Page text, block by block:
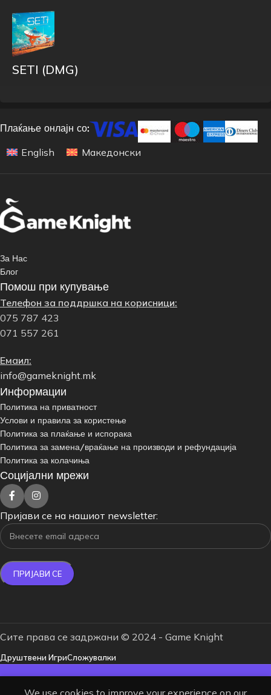
БЕСПЛАТНА ДОСТАВА ЗА НАРАЧКИ
SETI (DMG)
Плаќање онлајн со:
English
Македонски
За Нас
Блог
Помош при купување
Телефон за поддршка на корисници:
075 787 423
071 557 261
Емаил:
info@gameknight.mk
Информации
Политика на приватност
Услови и правила за користење
Политика за плаќање и испорака
Политика за замена/враќање на производи и рефундација
Политика за колачиња
Социјални мрежи
Пријави се на нашиот newsletter:
Сите права се задржани © 2024 - Game Knight
Друштвени ИгриСложувалки
We use cookies to improve your experience on our